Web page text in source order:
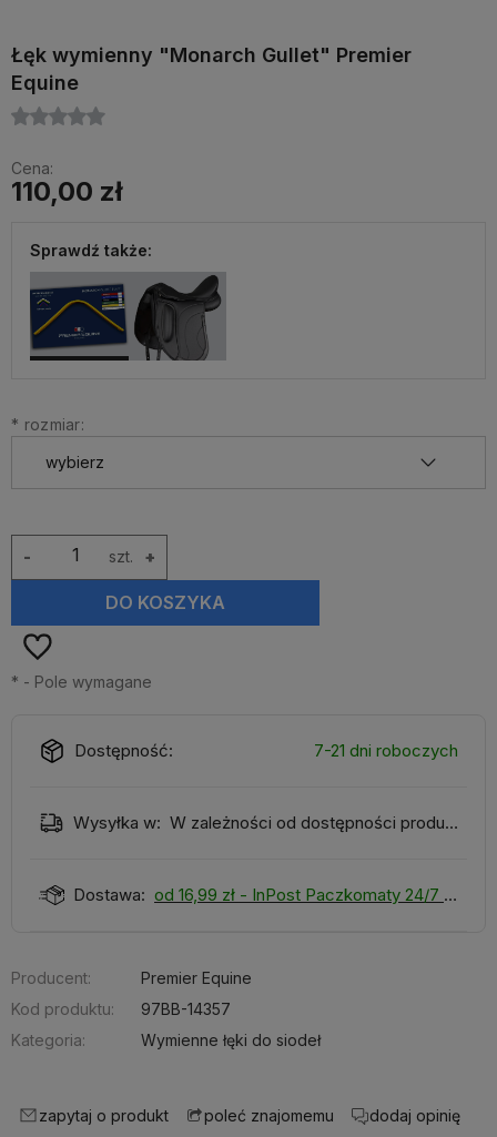
Łęk wymienny "Monarch Gullet" Premier
Equine
Cena:
110,00 zł
Sprawdź także:
* rozmiar:
szt. +
-
DO KOSZYKA
* - Pole wymagane
Dostępność: 7-21 dni roboczych
Wysyłka w: W zależności od dostępności produktu
Dostawa: od 16,99 zł - InPost Paczkomaty 24/7
Producent:
Premier Equine
Kod produktu:
97BB-14357
Kategoria:
Wymienne łęki do siodeł
zapytaj o produkt poleć znajomemu dodaj opinię